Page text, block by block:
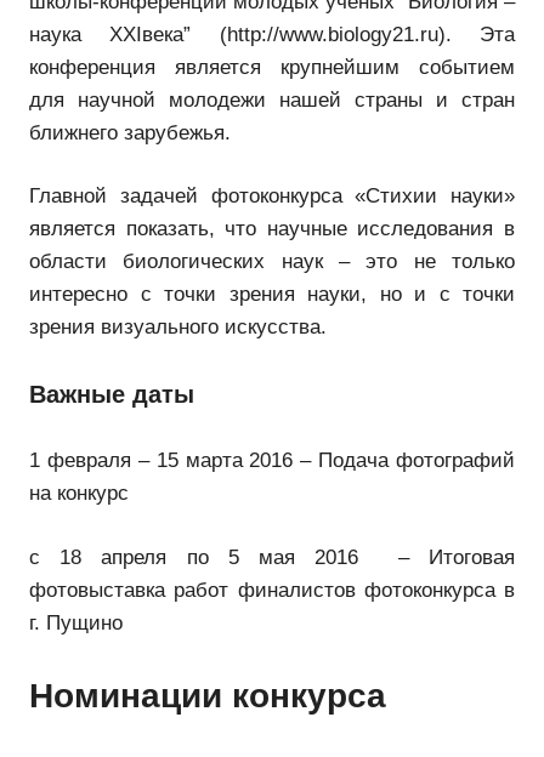
наука XXIвека” (http://www.biology21.ru). Эта
конференция является крупнейшим событием
для научной молодежи нашей страны и стран
ближнего зарубежья.
Главной задачей фотоконкурса «Стихии науки»
является показать, что научные исследования в
области биологических наук – это не только
интересно с точки зрения науки, но и с точки
зрения визуального искусства.
Важные даты
1 февраля – 15 марта 2016 – Подача фотографий
на конкурс
с 18 апреля по 5 мая 2016 – Итоговая
фотовыставка работ финалистов фотоконкурса в
г. Пущино
Номинации конкурса